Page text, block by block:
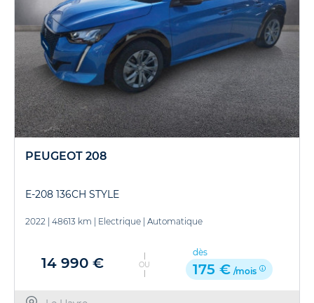
PEUGEOT 208
E-208 136CH STYLE
2022 | 48613 km | Electrique | Automatique
14 990 € OU
dès
175 € /mois